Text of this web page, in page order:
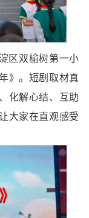
区双榆树第一小
》。短剧取材真
化解心结、互助
大家在直观感受